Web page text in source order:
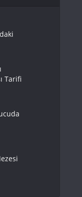
Tarifi